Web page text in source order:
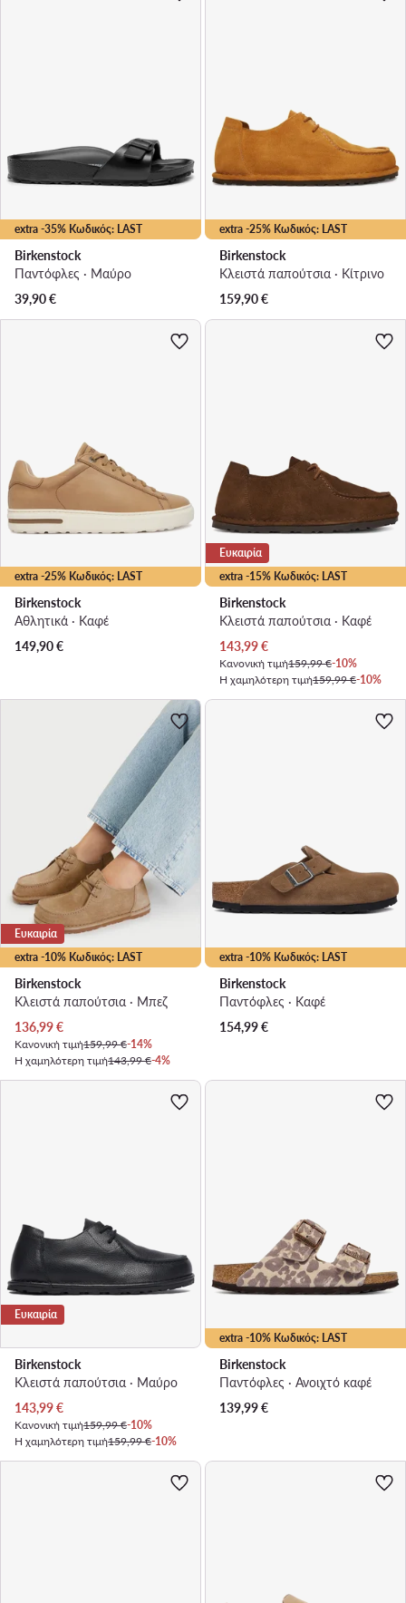
extra -35% Κωδικός: LAST
Birkenstock
Παντόφλες · Μαύρο
39,90€
extra -25% Κωδικός: LAST
Birkenstock
Κλειστά παπούτσια · Κίτρινο
159,90€
extra -25% Κωδικός: LAST
Birkenstock
Αθλητικά · Καφέ
149,90€
extra -15% Κωδικός: LAST
Ευκαιρία
Birkenstock
Κλειστά παπούτσια · Καφέ
Τρέχουσα τιμή
143,99€
Κανονική τιμή159,99 €-10%
Η χαμηλότερη τιμή159,99 €-10%
extra -10% Κωδικός: LAST
Ευκαιρία
Birkenstock
Κλειστά παπούτσια · Μπεζ
Τρέχουσα τιμή
136,99€
Κανονική τιμή159,99 €-14%
Η χαμηλότερη τιμή143,99 €-4%
extra -10% Κωδικός: LAST
Birkenstock
Παντόφλες · Καφέ
154,99€
Ευκαιρία
Birkenstock
Κλειστά παπούτσια · Μαύρο
Τρέχουσα τιμή
143,99€
Κανονική τιμή159,99 €-10%
Η χαμηλότερη τιμή159,99 €-10%
extra -10% Κωδικός: LAST
Birkenstock
Παντόφλες · Ανοιχτό καφέ
139,99€